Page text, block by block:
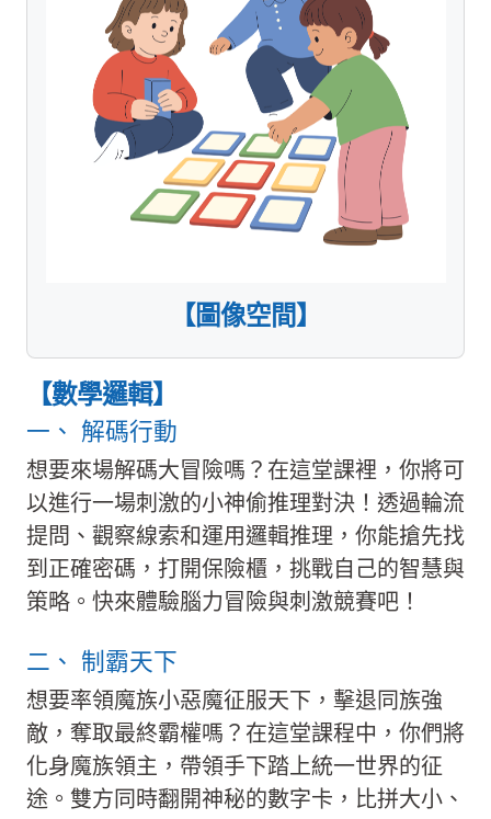
【圖像空間】
【數學邏輯】
一、 解碼行動
想要來場解碼大冒險嗎？在這堂課裡，你將可
以進行一場刺激的小神偷推理對決！透過輪流
提問、觀察線索和運用邏輯推理，你能搶先找
到正確密碼，打開保險櫃，挑戰自己的智慧與
策略。快來體驗腦力冒險與刺激競賽吧！
二、 制霸天下
想要率領魔族小惡魔征服天下，擊退同族強
敵，奪取最終霸權嗎？在這堂課程中，你們將
化身魔族領主，帶領手下踏上統一世界的征
途。雙方同時翻開神秘的數字卡，比拼大小、